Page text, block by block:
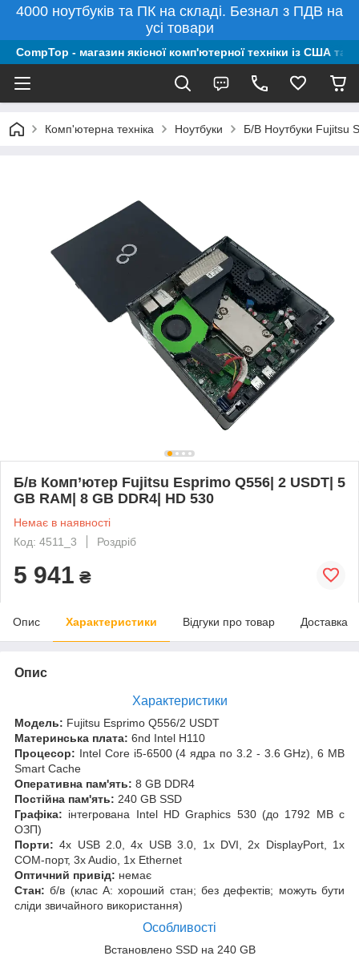
4000 ноутбуків та ПК на складі. Безнал з ПДВ на
усі товари
CompTop - магазин якісної комп'ютерної техніки із США та
Комп'ютерна техніка Ноутбуки Б/В Ноутбуки Fujitsu
Б/в Комп’ютер Fujitsu Esprimo Q556| 2 USDT| 5
GB RAM| 8 GB DDR4| HD 530
Немає в наявності
Код: 4511_3
Роздріб
5 941 ₴
Опис Характеристики Відгуки про товар Доставка
Опис
Характеристики
Модель: Fujitsu Esprimo Q556/2 USDT
Материнська плата: 6nd Intel H110
Процесор: Intel Core i5-6500 (4 ядра по 3.2 - 3.6 GHz), 6 MB
Smart Cache
Оперативна пам'ять: 8 GB DDR4
Постійна пам'ять: 240 GB SSD
Графіка: інтегрована Intel HD Graphics 530 (до 1792 MB с
ОЗП)
Порти:4x USB 2.0, 4x USB 3.0, 1x DVI, 2x DisplayPort, 1x
COM-порт, 3x Audio, 1x Ethernet
Оптичний привід: немає
Стан: б/в (клас А: хороший стан; без дефектів; можуть бути
сліди звичайного використання)
Особливості
Встановлено SSD на 240 GB